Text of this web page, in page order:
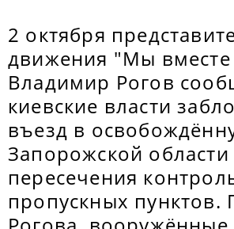
2 октября
движения "Мы вместе
Владимир Рогов
киевские власти
въезд в
Запорожской области
пересечения
пропускных пунктов.